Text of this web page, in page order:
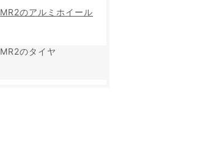
MR2のアルミホイール
MR2のタイヤ